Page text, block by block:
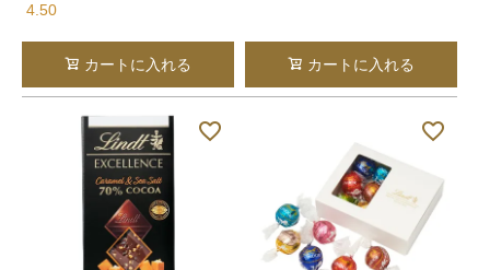
4.50
カートに入れる カートに入れる